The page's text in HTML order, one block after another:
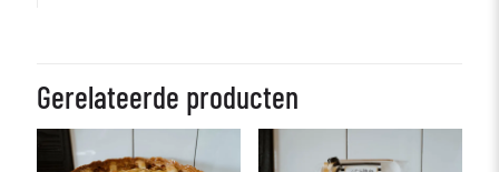
Gerelateerde producten